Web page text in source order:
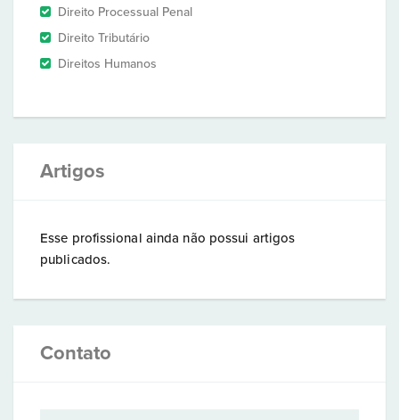
Direito Processual Penal
Direito Tributário
Direitos Humanos
Artigos
Esse profissional ainda não possui artigos
publicados.
Contato